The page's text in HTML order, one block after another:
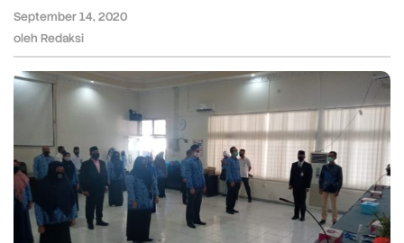
September 14, 2020
oleh Redaksi